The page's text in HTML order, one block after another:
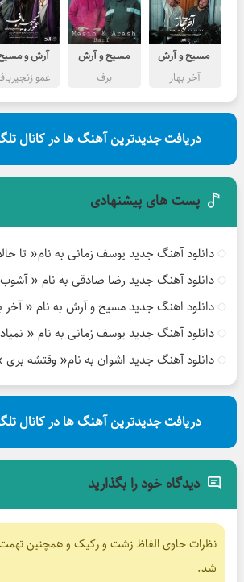
مسیح و آرش
آخر بهار
مسیح و آرش
برف
آرش و
عمو
دریافت جدیدترین آهنگ ها در کانال
پست های پیشنهادی
دانلود آهنگ جدید یوسف زمانی به نام« تا
دانلود آهنگ جدید رضا صادقی به نام «
دانلود اهنگ جدید مسیح و آرش به نام « آخر
دانلود آهنگ جدید یوسف زمانی به نام «
دانلود آهنگ جدید اشوان به نام« وقتشه
دریافت جدیدترین آهنگ ها در کانال
دیدگاه خود را بگذارید
نظرات حاوی الفاظ زشت و رکیک و همچنین
شد.